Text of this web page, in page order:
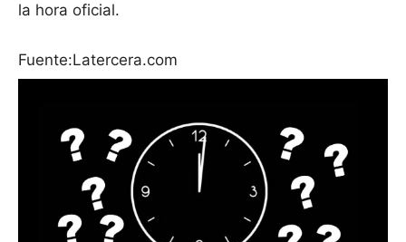
la hora oficial.
Fuente:Latercera.com